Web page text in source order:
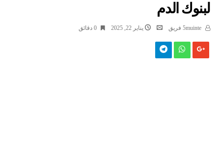
لبنوك الدم
يناير 22, 2025 0 ‫دقائق‬